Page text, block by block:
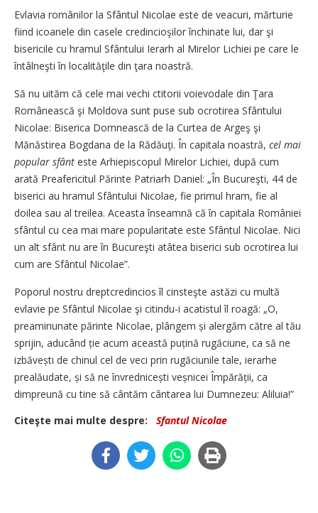
Evlavia românilor la Sfântul Nicolae este de veacuri, mărturie
fiind icoanele din casele credincioşilor închinate lui, dar şi
bisericile cu hramul Sfântului Ierarh al Mirelor Lichiei pe care le
întâlneşti în localităţile din ţara noastră.
Să nu uităm că cele mai vechi ctitorii voievodale din Ţara
Românească şi Moldova sunt puse sub ocrotirea Sfântului
Nicolae: Biserica Domnească de la Curtea de Argeş şi
Mănăstirea Bogdana de la Rădăuţi. În capitala noastră, cel mai
popular sfânt este Arhiepiscopul Mirelor Lichiei, după cum
arată Preafericitul Părinte Patriarh Daniel: „În Bucureşti, 44 de
biserici au hramul Sfântului Nicolae, fie primul hram, fie al
doilea sau al treilea. Aceasta înseamnă că în capitala României
sfântul cu cea mai mare popularitate este Sfântul Nicolae. Nici
un alt sfânt nu are în Bucureşti atâtea biserici sub ocrotirea lui
cum are Sfântul Nicolae”.
Poporul nostru dreptcredincios îl cinsteşte astăzi cu multă
evlavie pe Sfântul Nicolae şi citindu-i acatistul îl roagă: „O,
preaminunate părinte Nicolae, plângem și alergăm către al tău
sprijin, aducând ție acum această puțină rugăciune, ca să ne
izbăvești de chinul cel de veci prin rugăciunile tale, ierarhe
prealăudate, și să ne învrednicești veșnicei Împărății, ca
dimpreună cu tine să cântăm cântarea lui Dumnezeu: Aliluia!”
Citeşte mai multe despre:
Sfantul Nicolae